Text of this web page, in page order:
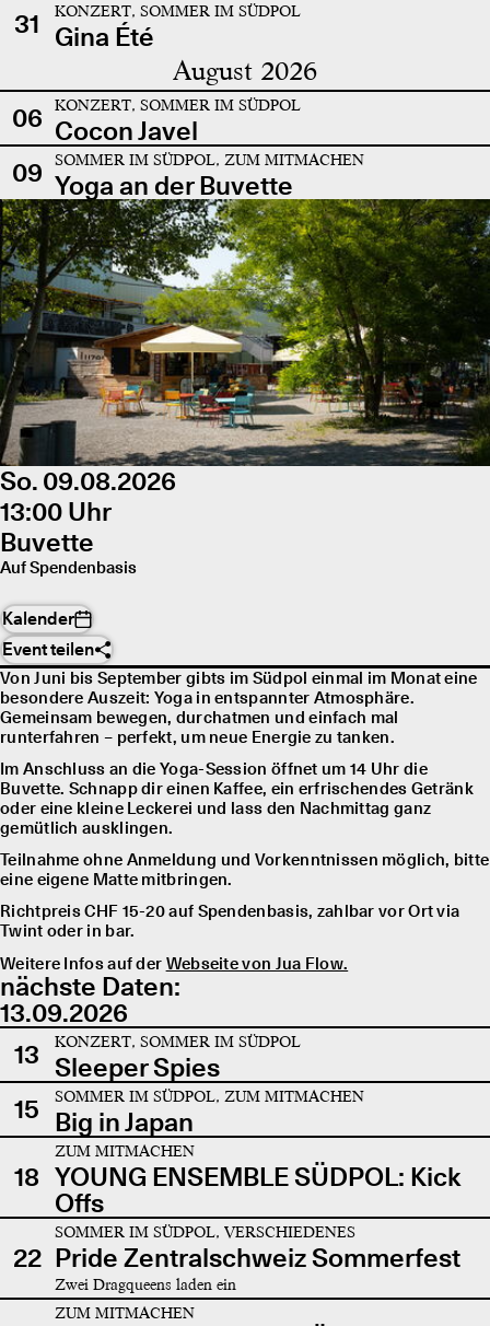
31
KONZERT, SOMMER IM SÜDPOL
Gina Été
August 2026
06 KONZERT, SOMMER IM SÜDPOL
Cocon Javel
09
SOMMER IM SÜDPOL, ZUM MITMACHEN
Yoga an der Buvette
So. 09.08.2026
13:00 Uhr
Buvette
Auf Spendenbasis
Kalender
Event teilen
Von Juni bis September gibts im Südpol einmal im Monat eine
besondere Auszeit: Yoga in entspannter Atmosphäre.
Gemeinsam bewegen, durchatmen und einfach mal
runterfahren – perfekt, um neue Energie zu tanken.
Im Anschluss an die Yoga-Session öffnet um 14 Uhr die
Buvette. Schnapp dir einen Kaffee, ein erfrischendes Getränk
oder eine kleine Leckerei und lass den Nachmittag ganz
gemütlich ausklingen.
Teilnahme ohne Anmeldung und Vorkenntnissen möglich, bitte
eine eigene Matte mitbringen.
Richtpreis CHF 15-20 auf Spendenbasis, zahlbar vor Ort via
Twint oder in bar.
Weitere Infos auf der Webseite von Jua Flow.
nächste Daten:
13.09.2026
13
KONZERT, SOMMER IM SÜDPOL
Sleeper Spies
15
SOMMER IM SÜDPOL, ZUM MITMACHEN
Big in Japan
18
ZUM MITMACHEN
YOUNG ENSEMBLE SÜDPOL: Kick
Offs
22
SOMMER IM SÜDPOL, VERSCHIEDENES
Pride Zentralschweiz Sommerfest
Zwei Dragqueens laden ein
ZUM MITMACHEN